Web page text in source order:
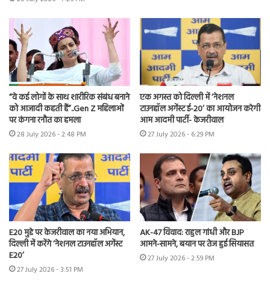
“वे कई लोगों के साथ शारीरिक संबंध बनाने
को आजादी कहती हैं”..Gen Z महिलाओं
पर कंगना रनौत का हमला
28 July 2026 - 2:48 PM
एक अगस्त को दिल्ली में ‘नेशनल
टाउनहॉल अगेंस्ट ई-20’ का आयोजन करेगी
आम आदमी पार्टी- केजरीवाल
27 July 2026 - 6:29 PM
E20 मुद्दे पर केजरीवाल का नया अभियान,
दिल्ली में करेंगे ‘नेशनल टाउनहॉल अगेंस्ट
E20’
27 July 2026 - 3:51 PM
AK-47 विवाद: राहुल गांधी और BJP
आमने-सामने, बयान पर तेज हुई सियासत
27 July 2026 - 2:59 PM